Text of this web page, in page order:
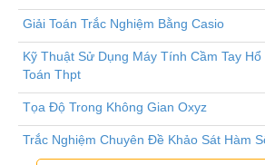
Giải Toán Trắc Nghiệm Bằng Casio
Kỹ Thuật Sử Dụng Máy Tính Cầm Tay
Toán Thpt
Tọa Độ Trong Không Gian Oxyz
Trắc Nghiệm Chuyên Đề Khảo Sát Hàm